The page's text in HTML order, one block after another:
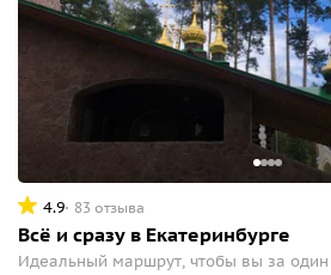
4.9 83 отзыва
Всё и сразу в Екатеринбурге
Идеальный маршрут, чтобы вы за